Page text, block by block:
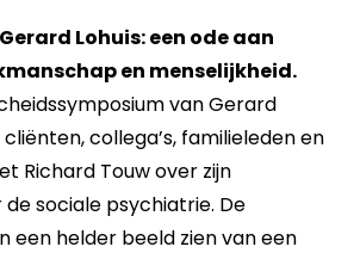
Lohuis: een ode aan
en menselijkheid.
van Gerard
collega’s, familieleden en
Richard Touw over zijn
sociale psychiatrie. De
een helder beeld zien van een